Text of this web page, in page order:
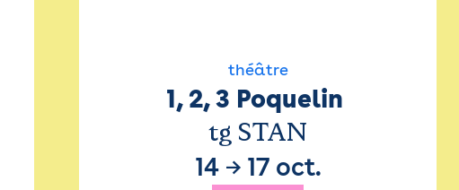
théâtre
1, 2, 3 Poquelin
tg STAN
14→ 17 oct.